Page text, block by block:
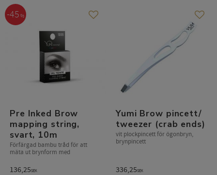
Pre Inked Brow
mapping string,
svart, 10m
Förfärgad bambu tråd för att
mäta ut brynform med
136,25SEK
45 % Lägg till i favoriter
Yumi Brow pincett/
tweezer (crab ends)
vit plockpincett för ögonbryn,
brynpincett
336,25SEK